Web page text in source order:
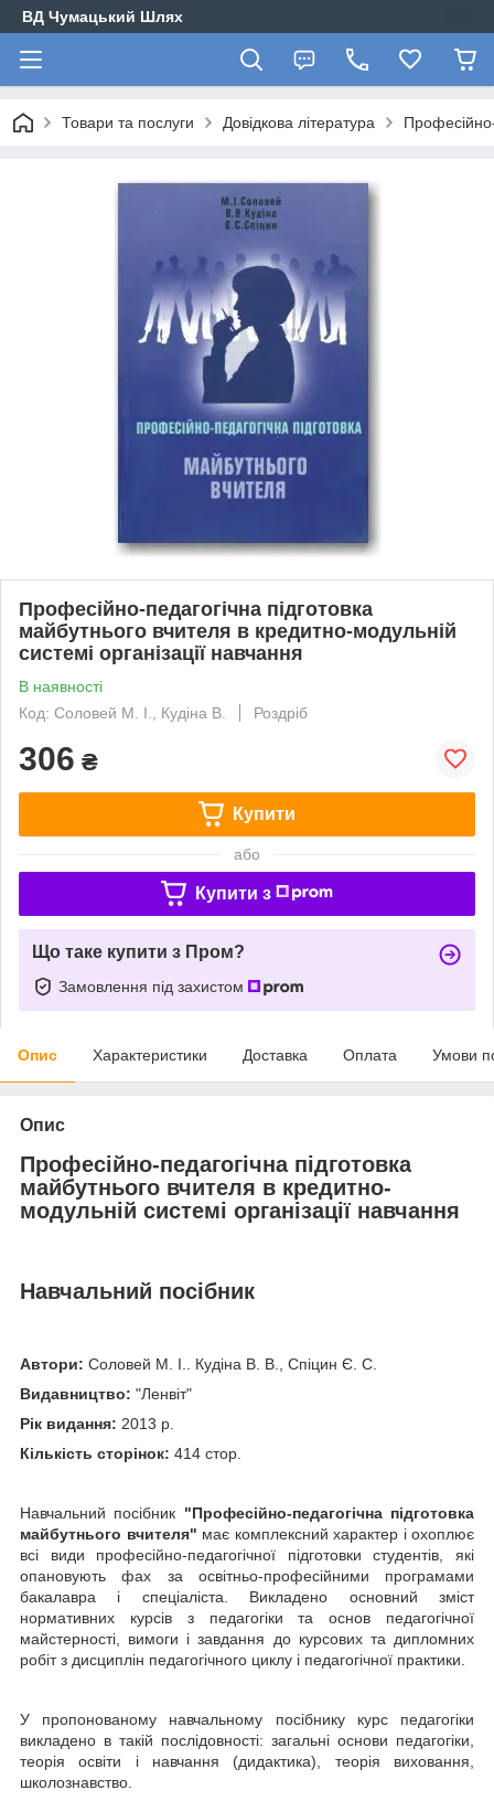
ВД Чумацький Шлях
Товари та послуги Довідкова література Професійно-
Професійно-педагогічна підготовка
майбутнього вчителя в кредитно-модульній
системі організації навчання
В наявності
Код: Соловей М. І., Кудіна В.
Роздріб
306 ₴
Купити
або
Купити з
Що таке купити з Пром?
Замовлення під захистом
Опис Характеристики Доставка Оплата Умови
Опис
Професійно-педагогічна підготовка
майбутнього вчителя в кредитно-
модульній системі організації навчання
Навчальний посібник
Автори: Соловей М. І.. Кудіна В. В., Спіцин Є. С.
Видавництво: "Ленвіт"
Рік видання: 2013 р.
Кількість сторінок: 414 стор.
Навчальний посібник "Професійно-педагогічна підготовка
майбутнього вчителя" має комплексний характер і охоплює
всі види професійно-педагогічної підготовки студентів, які
опановують фах за освітньо-професійними програмами
бакалавра і спеціаліста. Викладено основний зміст
нормативних курсів з педагогіки та основ педагогічної
майстерності, вимоги і завдання до курсових та дипломних
робіт з дисциплін педагогічного циклу і педагогічної практики.
У пропонованому навчальному посібнику курс педагогіки
викладено в такій послідовності: загальні основи педагогіки,
теорія освіти і навчання (дидактика), теорія виховання,
школознавство.